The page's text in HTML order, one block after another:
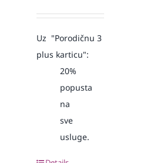
Uz "Porodičnu 3
plus karticu":
20%
popusta
na
sve
usluge.